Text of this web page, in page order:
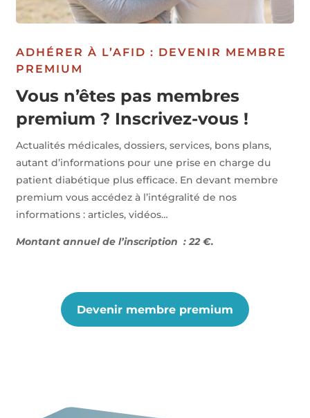
ADHÉRER À L’AFID : DEVENIR MEMBRE
PREMIUM
Vous n’êtes pas membres
premium ? Inscrivez-vous !
Actualités médicales, dossiers, services, bons plans,
autant d’informations pour une prise en charge du
patient diabétique plus efficace. En devant membre
premium vous accédez à l’intégralité de nos
informations : articles, vidéos…
Montant annuel de l’inscription : 22 €.
Devenir membre premium